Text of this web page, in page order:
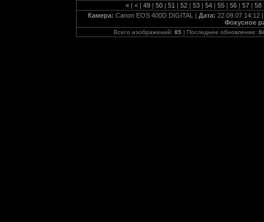
« | < | 49 | 50 | 51 | 52 | 53 | 54 | 55 | 56 | 57 | 58
Камера: Canon EOS 400D DIGITAL | Дата: 22.09.07 14:12
Фокусное
Всего изображений: 85 | Последнее обновление: